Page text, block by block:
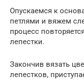
Опускаемся к
петлями и вяжем
процесс
лепестки.
Закончив вязать
лепестков,